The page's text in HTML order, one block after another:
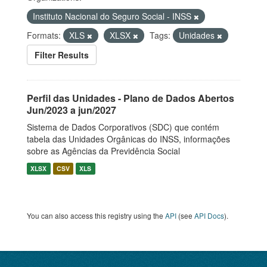
Instituto Nacional do Seguro Social - INSS
Formats:
XLS XLSX Tags:
Unidades
Filter Results
Perfil das Unidades - Plano de Dados Abertos
Jun/2023 a jun/2027
Sistema de Dados Corporativos (SDC) que contém
tabela das Unidades Orgânicas do INSS, informações
sobre as Agências da Previdência Social
XLSX CSV XLS
You can also access this registry using the API (see API Docs).